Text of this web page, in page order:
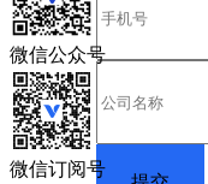
微信公众号
微信订阅号